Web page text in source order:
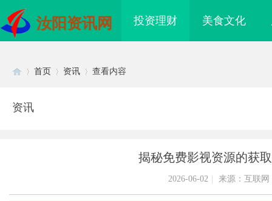
汝阳资讯网 投资理财 美食文化
首页 资讯 查看内容
资讯
揭秘免费影视资源的获
2026-06-02 来源：互联网